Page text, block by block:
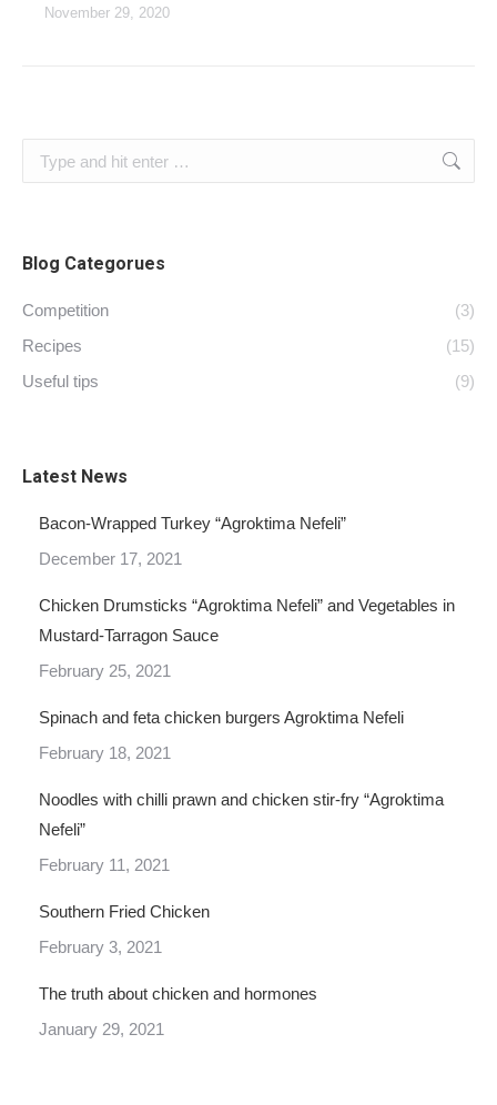
November 29, 2020
Search:
Blog Categorues
Competition
(3)
Recipes
(15)
Useful tips
(9)
Latest News
Bacon-Wrapped Turkey “Agroktima Nefeli”
December 17, 2021
Chicken Drumsticks “Agroktima Nefeli” and Vegetables in
Mustard-Tarragon Sauce
February 25, 2021
Spinach and feta chicken burgers Agroktima Nefeli
February 18, 2021
Noodles with chilli prawn and chicken stir-fry “Agroktima
Nefeli”
February 11, 2021
Southern Fried Chicken
February 3, 2021
The truth about chicken and hormones
January 29, 2021